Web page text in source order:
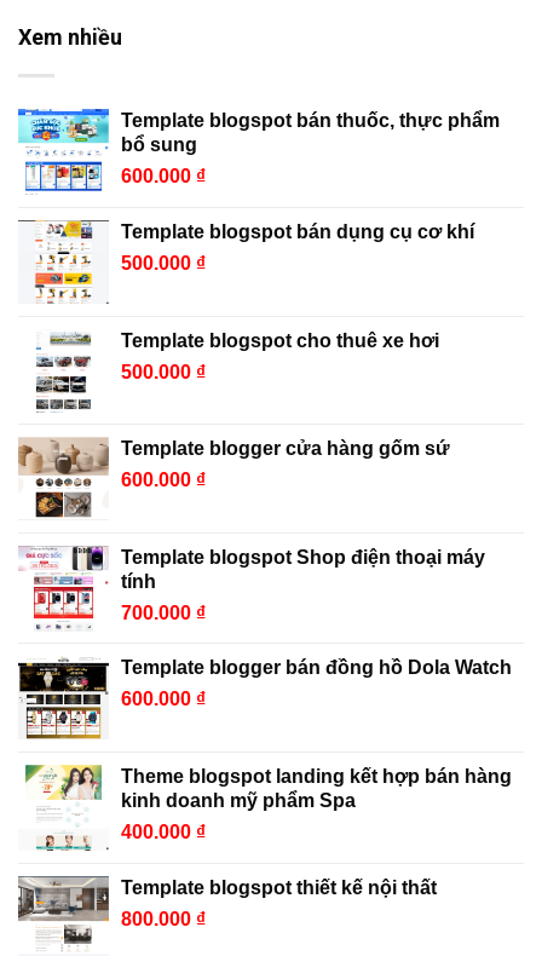
Xem nhiều
Template blogspot bán thuốc, thực phẩm
bổ sung
600.000 ₫
Template blogspot bán dụng cụ cơ khí
500.000 ₫
Template blogspot cho thuê xe hơi
500.000 ₫
Template blogger cửa hàng gốm sứ
600.000 ₫
Template blogspot Shop điện thoại máy
tính
700.000 ₫
Template blogger bán đồng hồ Dola Watch
600.000 ₫
Theme blogspot landing kết hợp bán hàng
kinh doanh mỹ phẩm Spa
400.000 ₫
Template blogspot thiết kế nội thất
800.000 ₫